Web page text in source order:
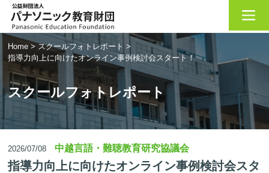
Home > スクールフォトレポート >
指導力向上に向けたオンライン事例検討会スタート！
スクールフォトレポート
2026/07/08 中越言語・難聴教育研究協議会
指導力向上に向けたオンライン事例検討会スタ